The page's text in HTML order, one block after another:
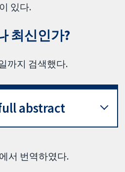
있다.
최신인가?
까지 검색했다.
abstract
서 번역하였다.